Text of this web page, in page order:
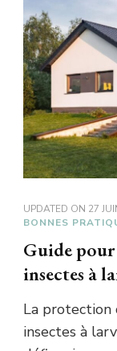
UPDATED ON 27
BONNES
Guide
insectes à
La protection
insectes à